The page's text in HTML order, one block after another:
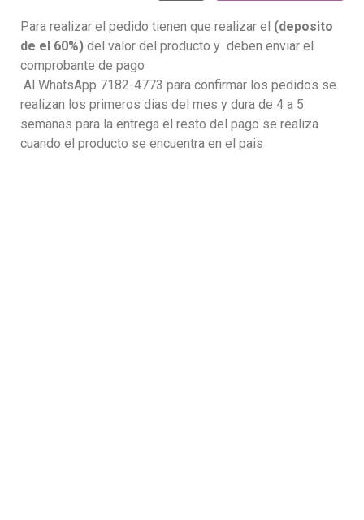
Para realizar el pedido tienen que realizar el (deposito
de el 60%) del valor del producto y deben enviar el
comprobante de pago
Al WhatsApp 7182-4773 para confirmar los pedidos se
realizan los primeros dias del mes y dura de 4 a 5
semanas para la entrega el resto del pago se realiza
cuando el producto se encuentra en el pais